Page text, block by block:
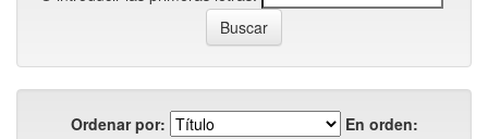
Ordenar por:
En orden: